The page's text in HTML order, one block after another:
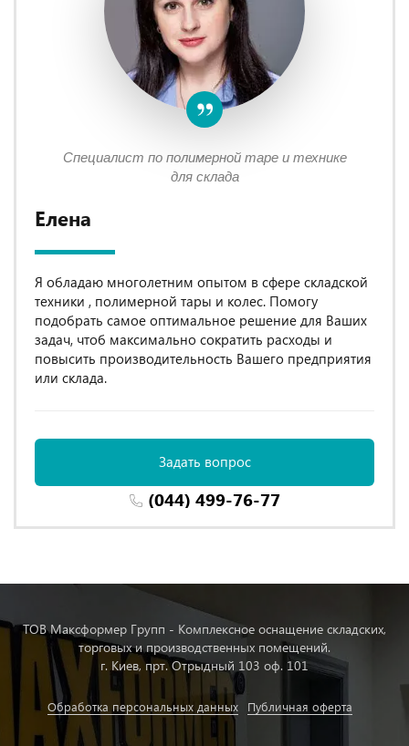
Специалист по полимерной таре и технике
для склада
Елена
Я обладаю многолетним опытом в сфере складской
техники , полимерной тары и колес. Помогу
подобрать самое оптимальное решение для Ваших
задач, чтоб максимально сократить расходы и
повысить производительность Вашего предприятия
или склада.
Задать вопрос
(044) 499-76-77
ТОВ Максформер Групп - Комплексное оснащение складских,
торговых и производственных помещений.
г. Киев, прт. Отрыдный 103 оф. 101
Обработка персональных данных Публичная оферта